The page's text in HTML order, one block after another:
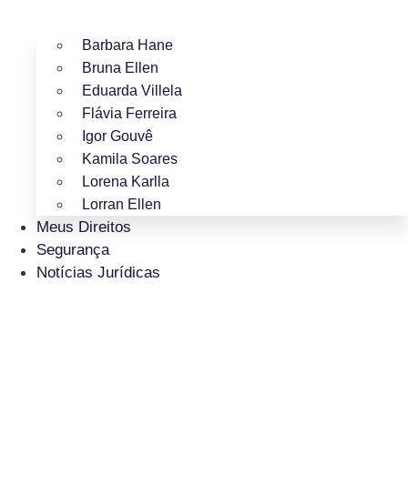
Barbara Hane
Bruna Ellen
Eduarda Villela
Flávia Ferreira
Igor Gouvê
Kamila Soares
Lorena Karlla
Lorran Ellen
Meus Direitos
Segurança
Notícias Jurídicas